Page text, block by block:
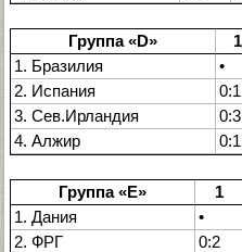
Группа «D» 1
1. Бразилия
•
2. Испания
0:1
3. Сев.Ирландия
0:3
4. Алжир
0:1
Группа «Е» 1
1. Дания
•
2. ФРГ
0:2